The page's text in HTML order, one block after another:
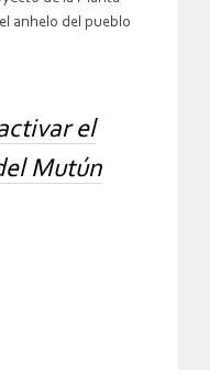
anhelo del pueblo
el
Mutún